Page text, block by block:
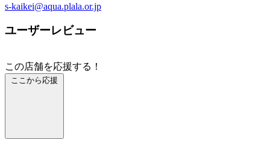
s-kaikei@aqua.plala.or.jp
ユーザーレビュー
この店舗を応援する！
ここから応援